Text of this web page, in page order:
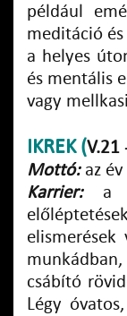
például
meditáció
a helyes
és mentális
vagy
IKREK (V.21
Mottó:az év
Karrier:a
csábító
Légy